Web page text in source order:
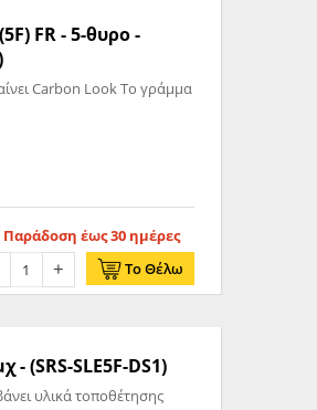
FR - 5-θυρο -
Carbon Look Το γράμμα
Παράδοση έως 30 ημέρες
Το Θέλω
(SRS-SLE5F-DS1)
υλικά τοποθέτησης